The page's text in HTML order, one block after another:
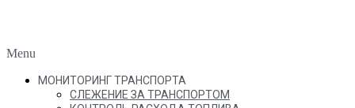
Menu
МОНИТОРИНГ ТРАНСПОРТА
СЛЕЖЕНИЕ ЗА ТРАНСПОРТОМ